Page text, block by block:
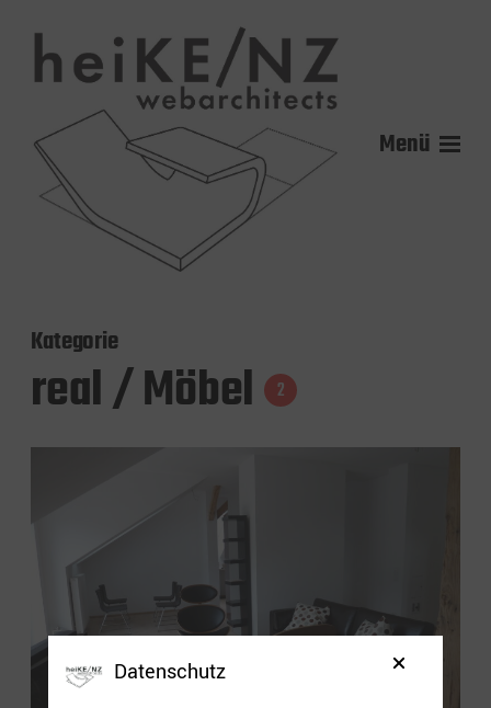
Menü
Kategorie
real / Möbel 2
Datenschutz